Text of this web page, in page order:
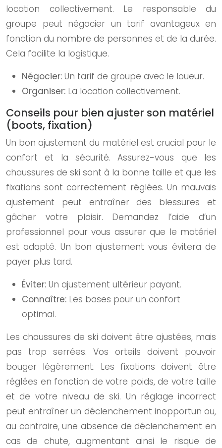
location collectivement. Le responsable du
groupe peut négocier un tarif avantageux en
fonction du nombre de personnes et de la durée.
Cela facilite la logistique.
Négocier: Un tarif de groupe avec le loueur.
Organiser: La location collectivement.
Conseils pour bien ajuster son matériel
(boots, fixation)
Un bon ajustement du matériel est crucial pour le
confort et la sécurité. Assurez-vous que les
chaussures de ski sont à la bonne taille et que les
fixations sont correctement réglées. Un mauvais
ajustement peut entraîner des blessures et
gâcher votre plaisir. Demandez l’aide d’un
professionnel pour vous assurer que le matériel
est adapté. Un bon ajustement vous évitera de
payer plus tard.
Éviter: Un ajustement ultérieur payant.
Connaître: Les bases pour un confort
optimal.
Les chaussures de ski doivent être ajustées, mais
pas trop serrées. Vos orteils doivent pouvoir
bouger légèrement. Les fixations doivent être
réglées en fonction de votre poids, de votre taille
et de votre niveau de ski. Un réglage incorrect
peut entraîner un déclenchement inopportun ou,
au contraire, une absence de déclenchement en
cas de chute, augmentant ainsi le risque de